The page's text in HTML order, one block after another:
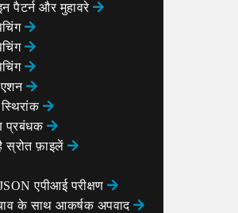
पैटर्न और मुहावरे
प्रबंधक
स्रोत फ़ाइलें
एपीआई परीक्षण
के साथ आकर्षक अपवाद